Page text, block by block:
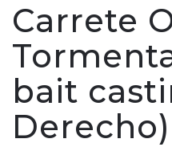
Carrete
bait
Derecho)